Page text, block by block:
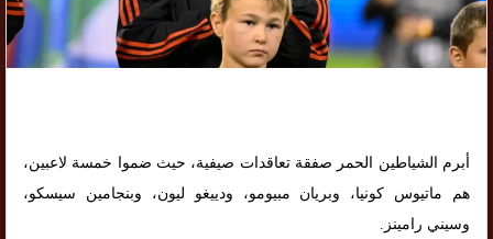
أبرم الشياطين الحمر صفقة تعاقدات صيفية، حيث ضموا خمسة لاعبين،
هم ماتيوس كونيا، وبريان مبيومو، ودييغو ليون، وبنجامين سيسكو،
وسيني رامينز.